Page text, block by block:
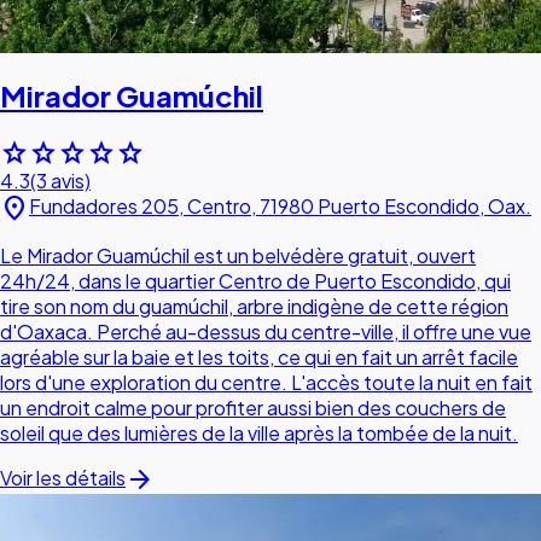
Mirador Guamúchil
starstarstarstarstar
4.3(3 avis)
location_on Fundadores 205, Centro, 71980 Puerto Escondido, Oax.
Le Mirador Guamúchil est un belvédère gratuit, ouvert
24h/24, dans le quartier Centro de Puerto Escondido, qui
tire son nom du guamúchil, arbre indigène de cette région
d'Oaxaca. Perché au-dessus du centre-ville, il offre une vue
agréable sur la baie et les toits, ce qui en fait un arrêt facile
lors d'une exploration du centre. L'accès toute la nuit en fait
un endroit calme pour profiter aussi bien des couchers de
soleil que des lumières de la ville après la tombée de la nuit.
Voir les détails arrow_forward